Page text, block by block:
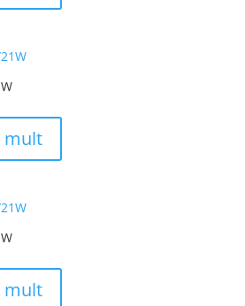
mult
mult